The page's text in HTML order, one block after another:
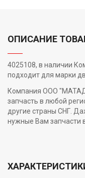
ОПИСАНИЕ
4025108, в наличии
подходит для марки
Компания ООО
запчасть в любой
другие страны СНГ.
нужные Вам запчасти